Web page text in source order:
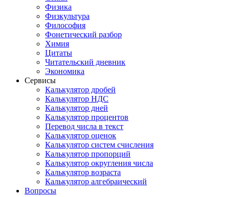
Физика
Физкультура
Философия
Фонетический разбор
Химия
Цитаты
Читательский дневник
Экономика
Сервисы
Калькулятор дробей
Калькулятор НДС
Калькулятор дней
Калькулятор процентов
Перевод числа в текст
Калькулятор оценок
Калькулятор систем счисления
Калькулятор пропорций
Калькулятор округления числа
Калькулятор возраста
Калькулятор алгебраический
Вопросы